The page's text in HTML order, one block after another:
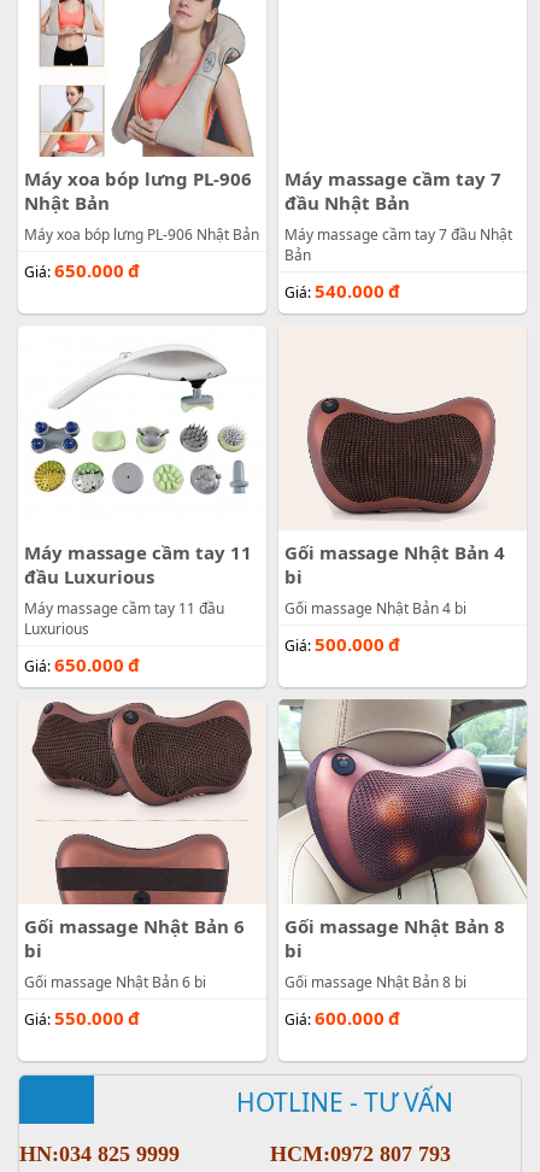
HOTLINE - TƯ VẤN
HN:034 825 9999 HCM:0972 807 793
Máy xoa bóp lưng PL-906
Nhật Bản
Máy xoa bóp lưng PL-906 Nhật Bản
Giá:650.000 đ
Máy massage cầm tay 7
đầu Nhật Bản
Máy massage cầm tay 7 đầu Nhật
Bản
Giá:540.000 đ
Máy massage cầm tay 11
đầu Luxurious
Máy massage cầm tay 11 đầu
Luxurious
Giá:650.000 đ
Gối massage Nhật Bản 4
bi
Gối massage Nhật Bản 4 bi
Giá:500.000 đ
Gối massage Nhật Bản 6
bi
Gối massage Nhật Bản 6 bi
Giá:550.000 đ
Gối massage Nhật Bản 8
bi
Gối massage Nhật Bản 8 bi
Giá:600.000 đ